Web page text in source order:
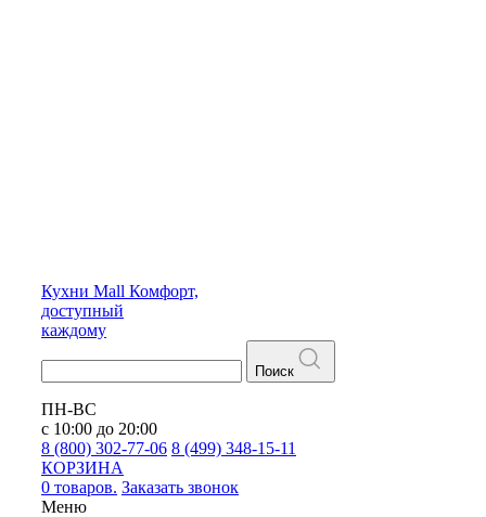
Кухни Mall Комфорт,
доступный
каждому
Поиск
ПН-ВС
с 10:00 до 20:00
8 (800) 302-77-06 8 (499) 348-15-11
КОРЗИНА
0 товаров. Заказать звонок
Меню